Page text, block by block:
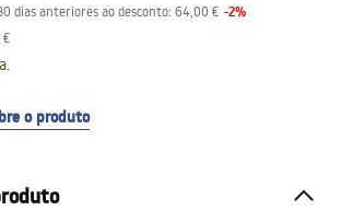
dias anteriores ao desconto: 64,00 € -2%
€
o produto